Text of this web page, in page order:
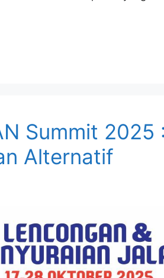
Summit 2025
Alternatif